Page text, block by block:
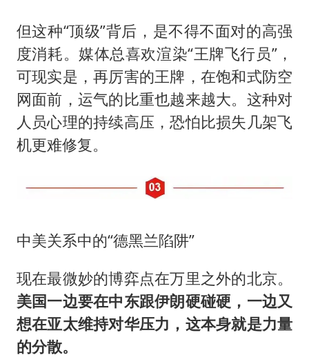
但这种“顶级”背后，是不得不面对的高强
度消耗。媒体总喜欢渲染“王牌飞行员”，
可现实是，再厉害的王牌，在饱和式防空
网面前，运气的比重也越来越大。这种对
人员心理的持续高压，恐怕比损失几架飞
机更难修复。
中美关系中的“德黑兰陷阱”
现在最微妙的博弈点在万里之外的北京。
美国一边要在中东跟伊朗硬碰硬，一边又
想在亚太维持对华压力，这本身就是力量
的分散。